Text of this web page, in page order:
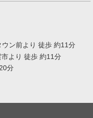
ン前より 徒歩 約11分
より 徒歩 約11分
分